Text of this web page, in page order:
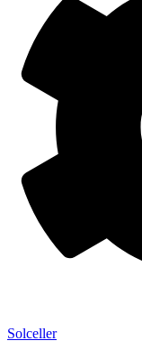
Solceller